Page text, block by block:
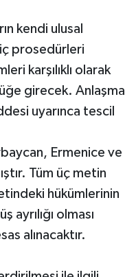
kendi ulusal
prosedürleri
karşılıklı olarak
girecek. Anlaşma
uyarınca tescil
Ermenice ve
Tüm üç metin
hükümlerinin
olması
alınacaktır.